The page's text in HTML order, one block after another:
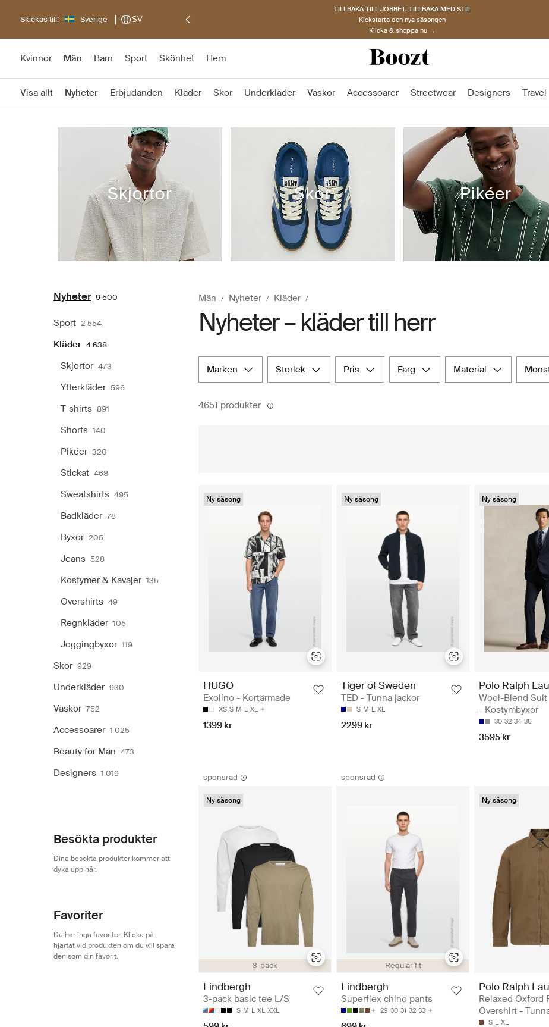
Skickas till: Sverige SV
TILLBAKA TILL JOBBET, TILLBAKA MED STIL
Kickstarta den nya säsongen
Klicka & shoppa nu →
Kvinnor Män Barn Sport Skönhet Hem
Visa allt Nyheter Erbjudanden Kläder Skor Underkläder Väskor Accessoarer Streetwear Designers Travel
Skjortor Skor Pikéer
Nyheter 9 500
Sport 2 554
Kläder 4 638
Skjortor 473
Ytterkläder 596
T-shirts 891
Shorts 140
Pikéer 320
Stickat 468
Sweatshirts 495
Badkläder 78
Byxor 205
Jeans 528
Kostymer & Kavajer 135
Overshirts 49
Regnkläder 105
Joggingbyxor 119
Skor 929
Underkläder 930
Väskor 752
Accessoarer 1 025
Beauty för Män 473
Designers 1 019
Besökta produkter
Dina besökta produkter kommer att
dyka upp här.
Favoriter
Du har inga favoriter. Klicka på
hjärtat vid produkten om du vill spara
den som din favorit.
Män Nyheter Kläder
Nyheter – kläder till herr
märken storlek pris färg material
4651 produkter
Ny säsong
HUGO
Exolino - Kortärmade
XS S M L XL
1399 kr
Ny säsong
Tiger of Sweden
TED - Tunna jackor
S M L XL
2299 kr
Ny säsong
Polo Ralph
Wool-Blend Suit
- Kostymbyxor
30 32 34 36
3595 kr
sponsrad
3-pack
Ny säsong
Lindbergh
3-pack basic tee L/S
S M L XL XXL
sponsrad
Regular fit
Lindbergh
Superflex chino pants
29 30 31 32 33
Ny säsong
Polo Ralph
Relaxed Oxford
Overshirt -
S L XL